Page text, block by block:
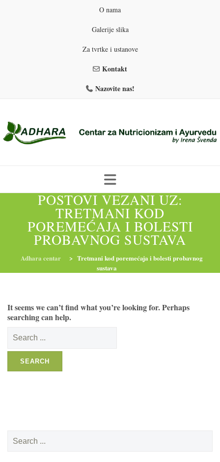
O nama
Galerije slika
Za tvrtke i ustanove
Kontakt
Nazovite nas!
PROGRAMI PREHRANE PRIRODNO MRŠAVLJENJE
RADIONICE NUTRI-ORDINACIJA TRETMANI
POSTOVI VEZANI UZ:
TRETMANI KOD
POREMEĆAJA I BOLESTI
PROBAVNOG SUSTAVA
Adhara centar > Tretmani kod poremećaja i bolesti probavnog
sustava
It seems we can’t find what you’re looking for. Perhaps
searching can help.
for:
for: